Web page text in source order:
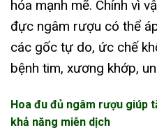
hóa mạnh mẽ. Chính vì
đực ngâm rượu có thể
các gốc tự do, ức chế
bệnh tim, xương khớp,
Hoa đu đủ ngâm rượu giúp
khả năng miễn dịch